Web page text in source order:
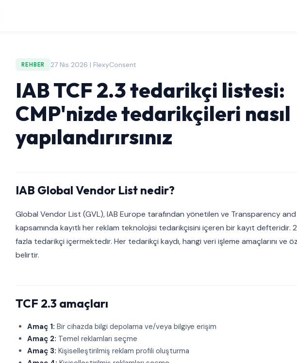
REHBER 27 Nis 2026 | FlexyConsent
IAB TCF 2.3 tedarikçi listesi:
CMP'nizde tedarikçileri nasıl
yapılandırırsınız
IAB Global Vendor List nedir?
Global Vendor List (GVL), IAB Europe tarafından yönetilen ve Transparency
kapsamında kayıtlı her reklam teknolojisi tedarikçisini içeren bir kayıt defteridir.
fazla tedarikçi içermektedir. Her tedarikçi kaydı, hangi veri işleme amaçlarını ve
belirtir.
TCF 2.3 amaçları
Amaç 1: Bir cihazda bilgi depolama ve/veya bilgiye erişim
Amaç 2: Temel reklamları seçme
Amaç 3: Kişiselleştirilmiş reklam profili oluşturma